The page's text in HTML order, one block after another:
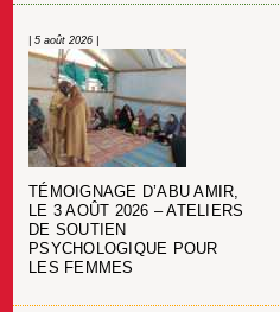
| 5 août 2026 |
TÉMOIGNAGE D’ABU AMIR,
LE 3 AOÛT 2026 – ATELIERS
DE SOUTIEN
PSYCHOLOGIQUE POUR
LES FEMMES